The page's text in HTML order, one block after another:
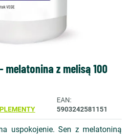
melatonina z melisą 100
EAN
5903242581151
uspokojenie. Sen z melatoniną